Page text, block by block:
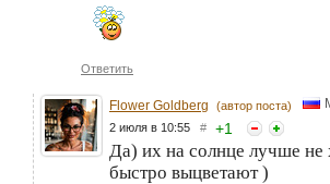
Ответить
Flower Goldberg (автор поста)
2 июля в 10:55 # +1
Да) их на солнце лучше не
быстро выцветают )